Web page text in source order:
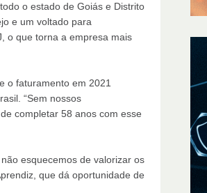
o estado de Goiás e Distrito
e um voltado para
o que torna a empresa mais
o faturamento em 2021
“Sem nossos
completar 58 anos com esse
esquecemos de valorizar os
que dá oportunidade de